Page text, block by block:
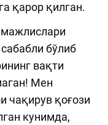
қарор қилган.
бўлиб
вақти
Мен
чақирув қоғози
кунимда,